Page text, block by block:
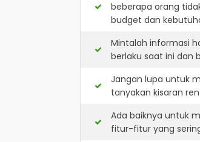
beberapa orang
budget dan
Mintalah informasi
berlaku saat ini dan
Jangan lupa untuk
tanyakan kisaran
Ada baiknya untuk
fitur-fitur yang